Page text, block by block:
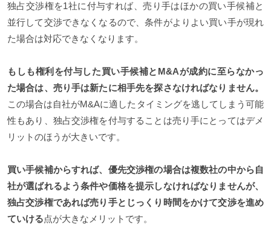
独占交渉権を1社に付与すれば、売り手はほかの買い手候補と
並行して交渉できなくなるので、条件がよりよい買い手が現れ
た場合は対応できなくなります。
もしも権利を付与した買い手候補とM&Aが成約に至らなかっ
た場合は、売り手は新たに相手先を探さなければなりません。
この場合は自社がM&Aに適したタイミングを逃してしまう可能
性もあり、独占交渉権を付与することは売り手にとってはデメ
リットのほうが大きいです。
買い手候補からすれば、優先交渉権の場合は複数社の中から自
社が選ばれるよう条件や価格を提示しなければなりませんが、
独占交渉権であれば売り手とじっくり時間をかけて交渉を進め
ていける点が大きなメリットです。